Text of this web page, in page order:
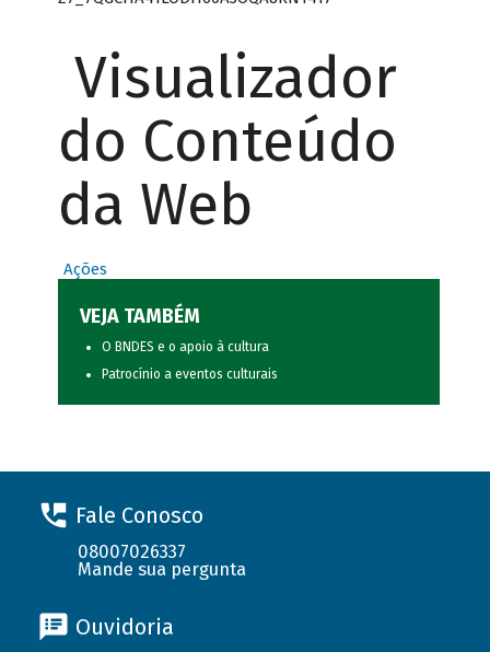
Visualizador
do Conteúdo
da Web
Ações
VEJA TAMBÉM
O BNDES e o apoio à cultura
Patrocínio a eventos culturais
Fale Conosco
08007026337
Mande sua pergunta
Ouvidoria